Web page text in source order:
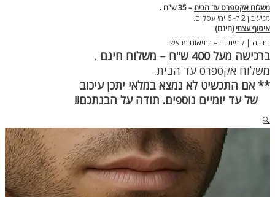
משלוח אקספרס עד הבית– 35 ש"ח .
מגיע בין 2 ל- 6 ימי עסקים.
איסוף עצמי(חינם)
נתניה | קריית ים – בתיאום מראש.
ברכישה מעל 400 ש"ח – משלוח חינם .
משלוח אקספרס עד הבית.
** אם התכשיט לא נמצא במלאי יתכן עיכוב
של עד יומיים נוספים. תודה על הבנתכם!!
🔍